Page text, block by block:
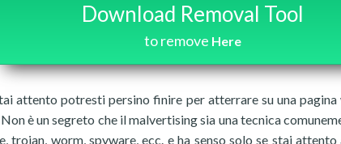
Download Removal Tool
to remove Here
attento potresti persino finire per atterrare su una
è un segreto che il malvertising sia una tecnica
trojan, worm, spyware, ecc. e ha senso solo se stai